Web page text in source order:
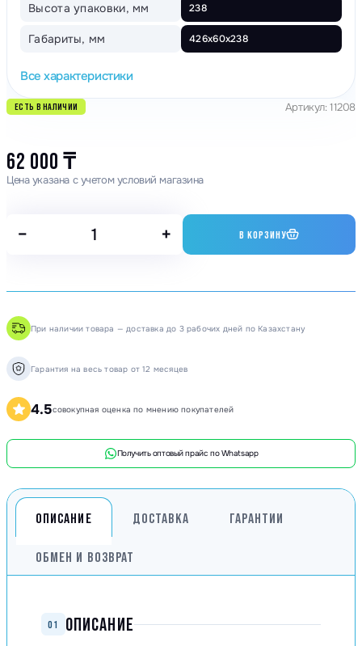
Высота упаковки, мм 238
Габариты, мм 426х60х238
Все характеристики
ЕСТЬ В НАЛИЧИИ Артикул: 11208
62 000 ₸
Цена указана с учетом условий магазина
− + В КОРЗИНУ
При наличии товара — доставка до 3 рабочих дней по Казахстану
Гарантия на весь товар от 12 месяцев
4.5совокупная оценка по мнению покупателей
Получить оптовый прайс по Whatsapp
ОПИСАНИЕ ДОСТАВКА ГАРАНТИИ
ОБМЕН И ВОЗВРАТ
01 ОПИСАНИЕ